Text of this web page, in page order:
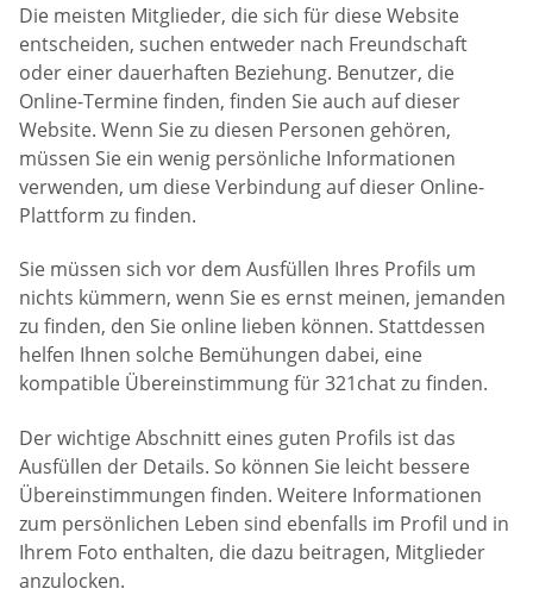
Die meisten Mitglieder, die sich für diese Website
entscheiden, suchen entweder nach Freundschaft
oder einer dauerhaften Beziehung. Benutzer, die
Online-Termine finden, finden Sie auch auf dieser
Website. Wenn Sie zu diesen Personen gehören,
müssen Sie ein wenig persönliche Informationen
verwenden, um diese Verbindung auf dieser Online-
Plattform zu finden.
Sie müssen sich vor dem Ausfüllen Ihres Profils um
nichts kümmern, wenn Sie es ernst meinen, jemanden
zu finden, den Sie online lieben können. Stattdessen
helfen Ihnen solche Bemühungen dabei, eine
kompatible Übereinstimmung für 321chat zu finden.
Der wichtige Abschnitt eines guten Profils ist das
Ausfüllen der Details. So können Sie leicht bessere
Übereinstimmungen finden. Weitere Informationen
zum persönlichen Leben sind ebenfalls im Profil und in
Ihrem Foto enthalten, die dazu beitragen, Mitglieder
anzulocken.